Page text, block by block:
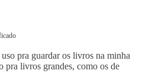
pra guardar os livros na minha
pra livros grandes, como os de